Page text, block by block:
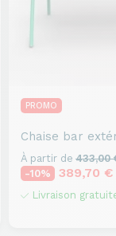
PROMO
Chaise bar
À partir de 433,00
-10%
389,70
Livraison